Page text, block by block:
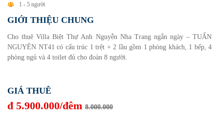
1 - 5 người
GIỚI THIỆU CHUNG
Cho thuê Villa Biệt Thự Anh Nguyễn Nha Trang ngắn ngày – TUẤN
NGUYÊN NT41 có cấu trúc 1 trệt + 2 lầu gồm 1 phòng khách, 1 bếp, 4
phòng ngủ và 4 toilet đủ cho đoàn 8 người.
GIÁ THUÊ
đ 5.900.000/đêm 8.000.000